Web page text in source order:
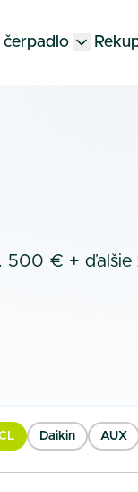
čerpadlo
500 € +
Daikin AUX